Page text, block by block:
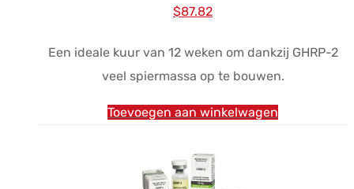
Oorspronkelijke
was:
$106.30.
$87.82Huidige
is:
$87.82.
Een ideale kuur van 12 weken om dankzij GHRP-2
veel spiermassa op te bouwen.
Toevoegen aan winkelwagen